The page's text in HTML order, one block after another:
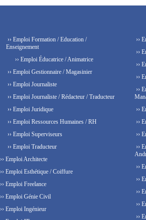
›› Emploi Formation / Education /
Enseignement
›› Emploi Éducatrice / Animatrice
›› Emploi Gestionnaire / Magasinier
›› Emploi Journaliste
›› Emploi Journaliste / Rédacteur / Traducteur
›› Emploi Juridique
›› Emploi Ressources Humaines / RH
›› Emploi Superviseurs
›› Emploi Traducteur
›› Emploi Architecte
›› Emploi Esthétique / Coiffure
›› Emploi Freelance
›› Emploi Génie Civil
›› Emploi Ingénieur
››
››
››
››
››
››
››
››
››
››
››
››
››
››